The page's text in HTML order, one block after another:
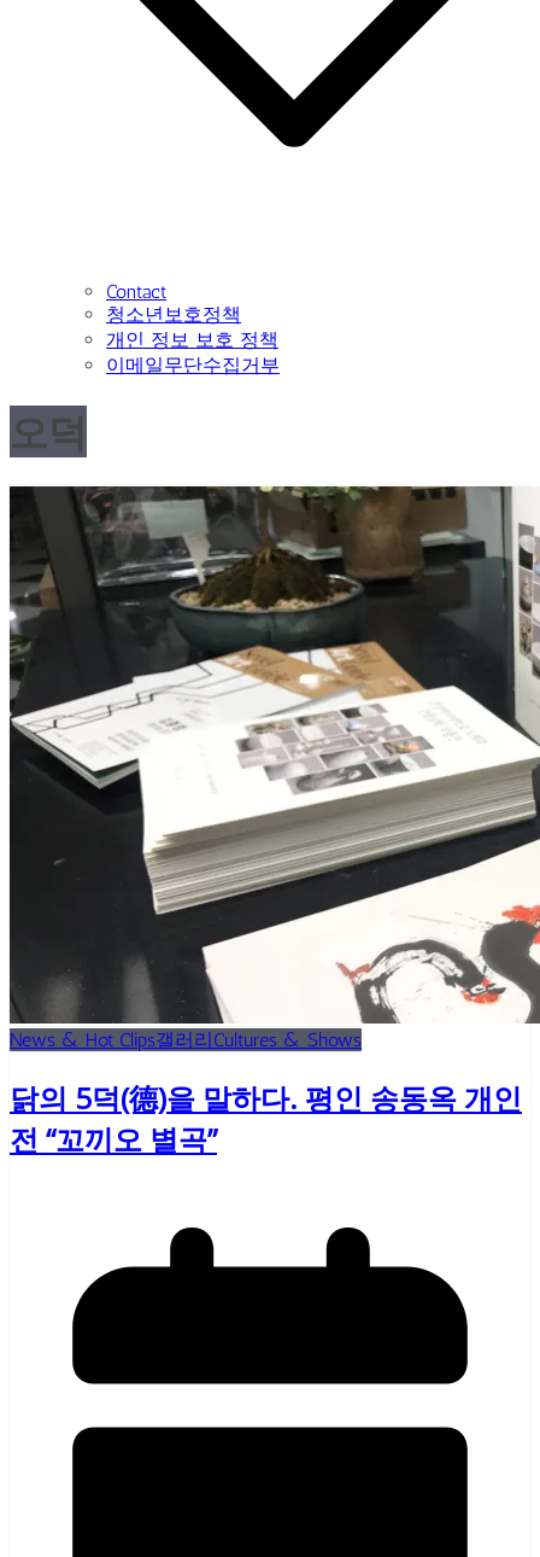
Contact
청소년보호정책
개인 정보 보호 정책
이메일무단수집거부
오덕
News & Hot Clips갤러리 Cultures & Shows
닭의 5덕(德)을 말하다. 평인 송동옥 개인
전 “꼬끼오 별곡”